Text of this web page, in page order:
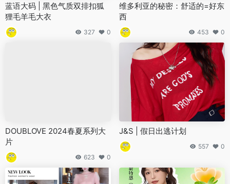
蓝语大码 | 黑色气质双排扣狐
狸毛羊毛大衣
327 0
维多利亚的秘密：舒适的=好东
西
453 0
DOUBLOVE 2024春夏系列大
片
623 0
J&S | 假日出逃计划
557 0